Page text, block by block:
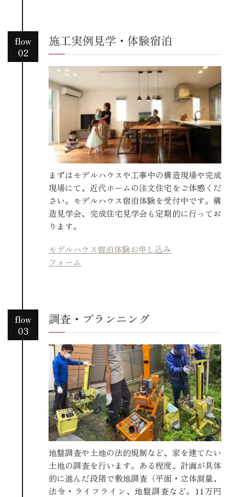
flow
02
施工実例見学・体験宿泊
まずはモデルハウスや工事中の構造現場や完成
現場にて、近代ホームの注文住宅をご体感くだ
さい。モデルハウス宿泊体験を受付中です。構
造見学会、完成住宅見学会も定期的に行ってお
ります。
モデルハウス宿泊体験お申し込み
フォーム
flow
03
調査・プランニング
地盤調査や土地の法的規制など、家を建てたい
土地の調査を行います。ある程度、計画が具体
的に進んだ段階で敷地調査（平面・立体測量、
法令・ライフライン、地盤調査など。11万円